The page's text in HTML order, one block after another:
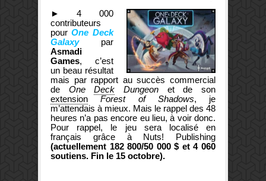
►4 000
contributeurs
pourOne Deck
Galaxypar
Asmadi
Games, c’est
un beau résultat
mais par rapport au succès commercial
de OneDeck Dungeon et de son
extension
Forest of Shadows, je
m’attendais à mieux. Mais le rappel des 48
heures n’a pas encore eu lieu, à voir donc.
Pour rappel, le jeu sera localisé en
français grâce à Nuts! Publishing
(actuellement 182 800/50 000 $ et 4 060
soutiens. Fin le 15 octobre).